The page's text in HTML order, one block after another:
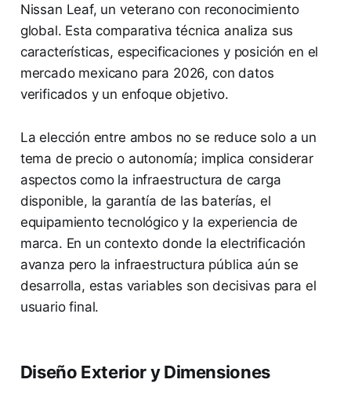
Nissan Leaf, un veterano con reconocimiento
global. Esta comparativa técnica analiza sus
características, especificaciones y posición en el
mercado mexicano para 2026, con datos
verificados y un enfoque objetivo.
La elección entre ambos no se reduce solo a un
tema de precio o autonomía; implica considerar
aspectos como la infraestructura de carga
disponible, la garantía de las baterías, el
equipamiento tecnológico y la experiencia de
marca. En un contexto donde la electrificación
avanza pero la infraestructura pública aún se
desarrolla, estas variables son decisivas para el
usuario final.
Diseño Exterior y Dimensiones